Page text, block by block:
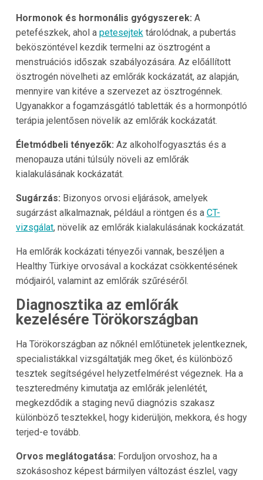
Hormonok és hormonális gyógyszerek: A
petefészkek, ahol a petesejtek tárolódnak, a pubertás
beköszöntével kezdik termelni az ösztrogént a
menstruációs időszak szabályozására. Az előállított
ösztrogén növelheti az emlőrák kockázatát, az alapján,
mennyire van kitéve a szervezet az ösztrogénnek.
Ugyanakkor a fogamzásgátló tabletták és a hormonpótló
terápia jelentősen növelik az emlőrák kockázatát.
Életmódbeli tényezők: Az alkoholfogyasztás és a
menopauza utáni túlsúly növeli az emlőrák
kialakulásának kockázatát.
Sugárzás: Bizonyos orvosi eljárások, amelyek
sugárzást alkalmaznak, például a röntgen és a CT-
vizsgálat, növelik az emlőrák kialakulásának kockázatát.
Ha emlőrák kockázati tényezői vannak, beszéljen a
Healthy Türkiye orvosával a kockázat csökkentésének
módjairól, valamint az emlőrák szűréséről.
Diagnosztika az emlőrák
kezelésére Törökországban
Ha Törökországban az nőknél emlőtünetek jelentkeznek,
specialistákkal vizsgáltatják meg őket, és különböző
tesztek segítségével helyzetfelmérést végeznek. Ha a
teszteredmény kimutatja az emlőrák jelenlétét,
megkezdődik a staging nevű diagnózis szakasz
különböző tesztekkel, hogy kiderüljön, mekkora, és hogy
terjed-e tovább.
Orvos meglátogatása: Forduljon orvoshoz, ha a
szokásoshoz képest bármilyen változást észlel, vagy